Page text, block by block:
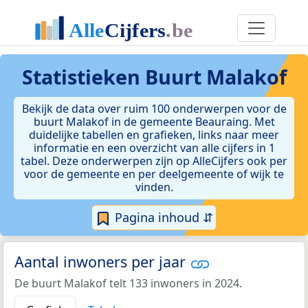
Statistieken Buurt Malakof
Bekijk de data over ruim 100 onderwerpen voor de
buurt Malakof in de gemeente Beauraing. Met
duidelijke tabellen en grafieken, links naar meer
informatie en een overzicht van alle cijfers in 1
tabel. Deze onderwerpen zijn op AlleCijfers ook per
voor de gemeente en per deelgemeente of wijk te
vinden.
Pagina inhoud ⇵
Aantal inwoners per jaar
De buurt Malakof telt 133 inwoners in 2024.